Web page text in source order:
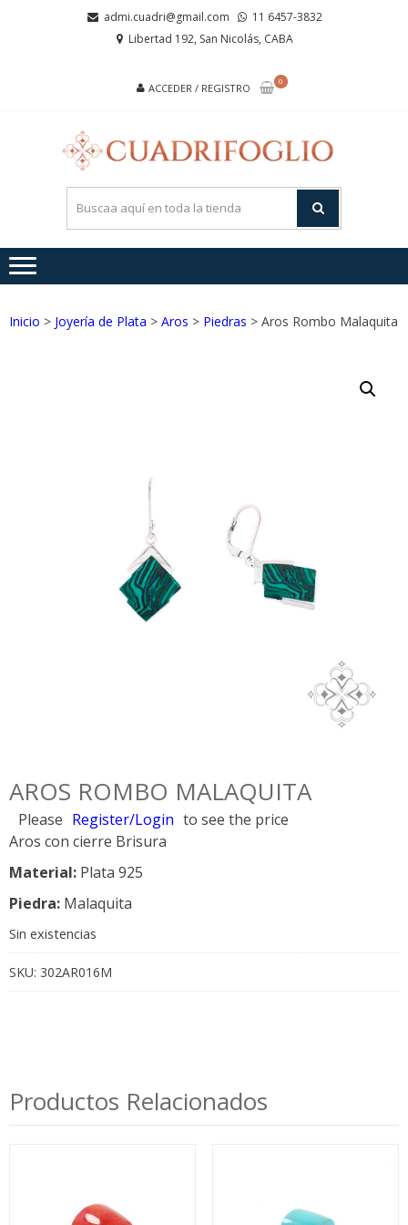
admi.cuadri@gmail.com
11 6457-3832
Libertad 192, San Nicolás, CABA
ACCEDER / REGISTRO
0
Inicio > Joyería de Plata > Aros > Piedras > Aros Rombo Malaquita
AROS ROMBO MALAQUITA
Please Register/Login to see the price
Aros con cierre Brisura
Material: Plata 925
Piedra: Malaquita
Sin existencias
SKU: 302AR016M
Productos Relacionados